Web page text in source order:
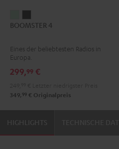
4
Green
4
Black
BOOMSTER 4
Eines der beliebtesten Radios in
Europa.
299,99 €
349, 99 € Originalpreis
HIGHLIGHTS